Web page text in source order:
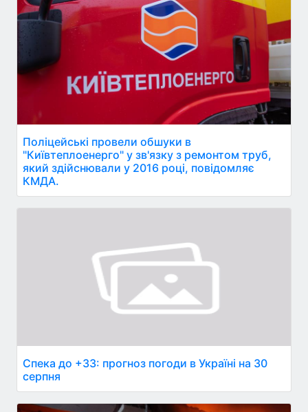
Поліцейські провели обшуки в
"Київтеплоенерго" у зв'язку з ремонтом труб,
який здійснювали у 2016 році, повідомляє
КМДА.
Спека до +33: прогноз погоди в Україні на 30
серпня